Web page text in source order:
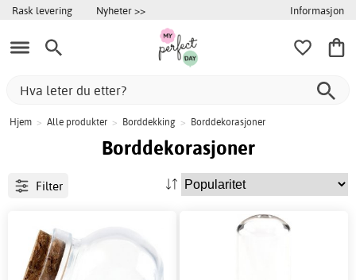
Rask levering Nyheter >> Informasjon
Hjem > Alle produkter > Borddekking > Borddekorasjoner
Borddekorasjoner
Filter